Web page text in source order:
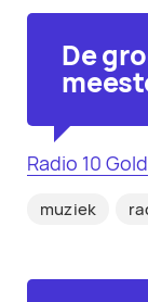
De
Radio 10 Gold
muziek